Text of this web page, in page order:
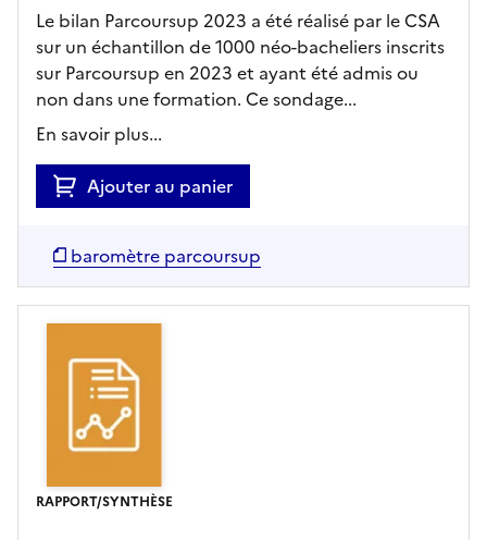
Le bilan Parcoursup 2023 a été réalisé par le CSA
sur un échantillon de 1000 néo-bacheliers inscrits
sur Parcoursup en 2023 et ayant été admis ou
non dans une formation. Ce sondage...
En savoir plus...
Ajouter au panier
baromètre parcoursup
RAPPORT/SYNTHÈSE